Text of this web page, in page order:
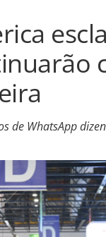
de WhatsApp